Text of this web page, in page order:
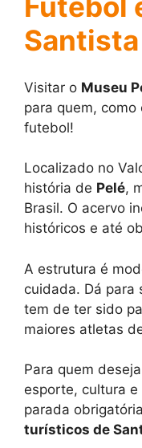
Santista
Visitar o Museu
para quem,
futebol!
Localizado no
história de Pelé,
Brasil. O acervo
históricos e até
A estrutura é
cuidada. Dá para
tem de ter sido
maiores atletas
Para quem
esporte, cultura e
parada
turísticos de